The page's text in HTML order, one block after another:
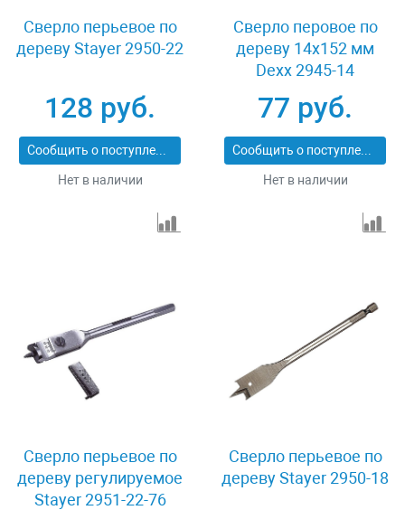
Сверло перьевое по
дереву Stayer 2950-22
128 руб.
Сообщить о поступлении
Нет в наличии
Сверло перовое по
дереву 14x152 мм
Dexx 2945-14
77 руб.
Сообщить о поступлении
Нет в наличии
Сверло перьевое по
дереву регулируемое
Stayer 2951-22-76
Сверло перьевое по
дереву Stayer 2950-18